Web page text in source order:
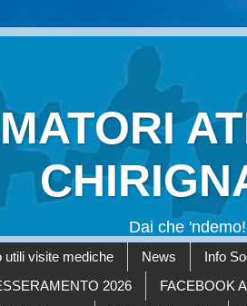
Dai che 'ndemo!
utili visite mediche News Info
2026
FACEBOOK